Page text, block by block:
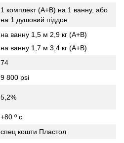
1 комплект (А+B) на 1 ванну, або
на 1 душовий піддон
на ванну 1,5 м 2,9 кг (А+B)
на ванну 1,7 м 3,4 кг (A+B)
74
9 800 psi
5,2%
+80 º c
спец кошти Пластол